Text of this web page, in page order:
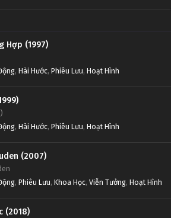
Thần Tượng Tập Tập 679
Thần Tượng Tập Tập 678
678
Thần Tượng Tập Tập 677
677
Thần Tượng Tập Tập 676
Thần Tượng Tập 616
Thần Tượng Tập 615
Thần Tượng Tập 614
Thần Tượng Tập 613
Hợp (1997)
, Hài Hước, Phiêu Lưu, Hoạt Hình
, Hài Hước, Phiêu Lưu, Hoạt Hình
(2007)
, Phiêu Lưu, Khoa Học, Viễn Tưởng, Hoạt Hình
(2018)